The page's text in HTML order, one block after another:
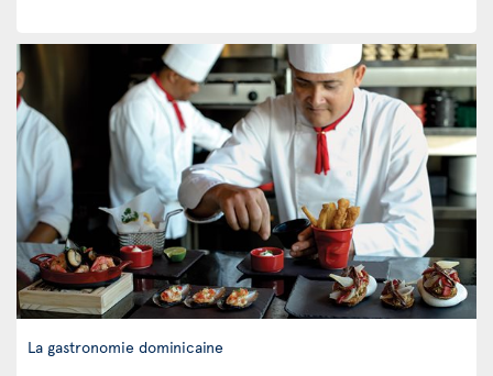
La gastronomie dominicaine